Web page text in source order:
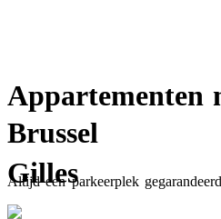
Appartementen
Brussel
Gilles
Altijd een parkeerplek